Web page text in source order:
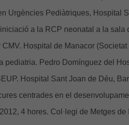
Urgències Pediàtriques, Hospital
a la RCP neonatal a la
CMV. Hospital de Manacor
pediatria. Pedro Domínguez del
Hospital Sant Joan de Déu,
centrades en el
4 hores. Col·legi de Metges